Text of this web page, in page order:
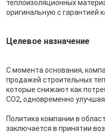
теплоизоляционных
оригинальную с гарантией
Целевое назначение
С момента основания,
продажей строительных
которые снижают как
CO2, одновременно
Политика компании в
заключается в принятии